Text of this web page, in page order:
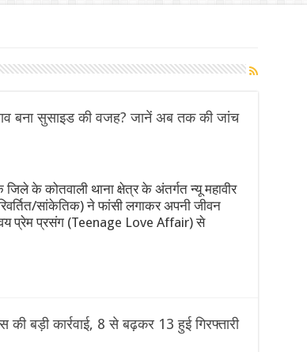
पवार) के 8 सांसद 10 अगस्त को करेंगे प्रधानमंत्री
ओणम पर टाटा कार खरीदने का सुनहरा मौका! ₹2.25
और प्रीति जिंटा संग शुरू होगा ‘कौन बनेगा करोड़पति 18’,
की कप्तानी में भारतीय जूनियर पुरुष हॉकी टीम का ऐलान,
हैं’: अमेरिकी कोर्ट ने ट्रंप के $400M व्हाइट हाउस बॉलरूम
का खतरा? जानिए अमेरिकी सीनेटर ने क्यों बताया इसे
को बड़ा झटका: चोट के कारण ‘द हंड्रेड’ से बाहर हुईं जेमिमा
बना सुसाइड की वजह? जानें अब तक की जांच
के कोतवाली थाना क्षेत्र के अंतर्गत न्यू महावीर
सांकेतिक) ने फांसी लगाकर अपनी जीवन
प्रेम प्रसंग (Teenage Love Affair) से
बड़ी कार्रवाई, 8 से बढ़कर 13 हुई गिरफ्तारी